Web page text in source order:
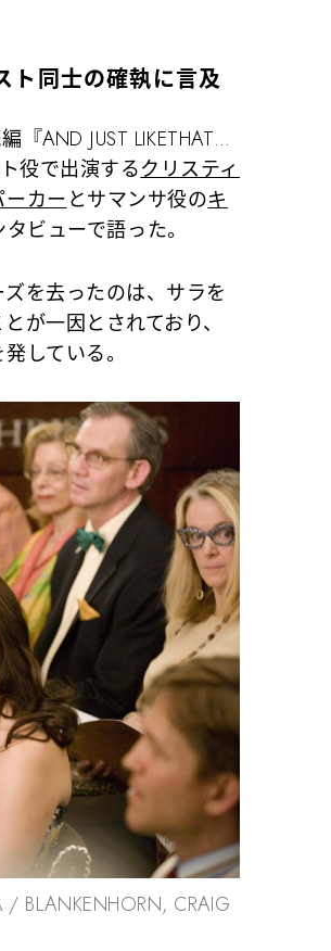
ト同士の確執に言及
AND JUST LIKETHAT…
役で出演するクリスティ
カーとサマンサ役のキ
ビューで語った。
を去ったのは、サラを
が一因とされており、
発している。
/ BLANKENHORN, CRAIG